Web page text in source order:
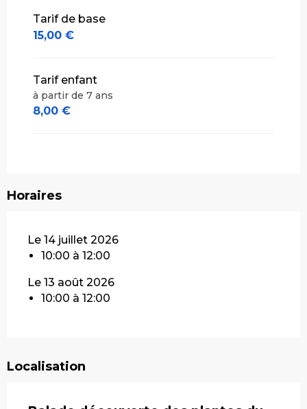
Tarif de base
15,00 €
Tarif enfant
à partir de 7 ans
8,00 €
Horaires
Le 14 juillet 2026
10:00 à 12:00
Le 13 août 2026
10:00 à 12:00
Localisation